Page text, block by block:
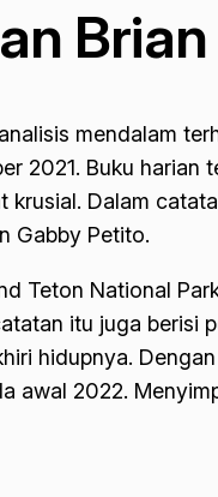
mendalam
2021. Buku harian
Dalam
Gabby Petito.
Teton National
itu juga berisi
hidupnya.
awal 2022.